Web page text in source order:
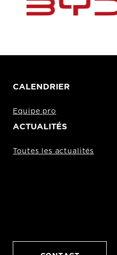
CALENDRIER
Equipe pro
ACTUALITÉS
Toutes les actualités